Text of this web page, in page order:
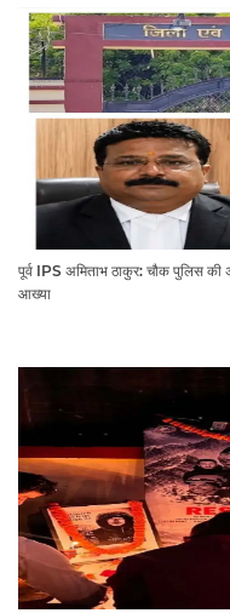
पूर्व IPS अमिताभ ठाकुर: चौक पुलिस की
आख्या